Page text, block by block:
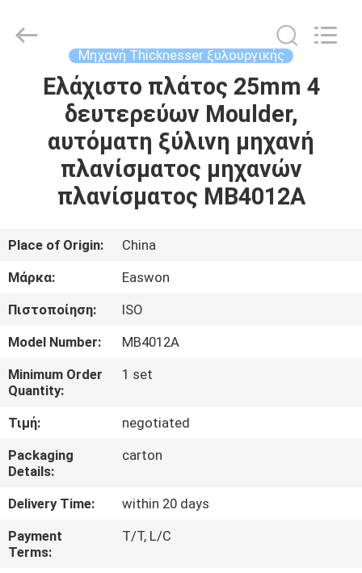
ΣΠΊΤΙ
ΠΡΟΪΌΝΤΑ
ΠΕΡΊΠΟΥ
ΓΎΡΟΣ
ΠΟΙΟΤΙΚΌΣ
ΈΛΕΓΧΟΣ
ΜΑΣ
ΕΛΆΤΕ
ΣΕ
ΕΠΑΦΉ
ΜΕ
Import
Μηχανή Thicknesser ξυλουργικής
Ελάχιστο πλάτος 25mm 4
δευτερεύων Moulder,
αυτόματη ξύλινη μηχανή
πλανίσματος μηχανών
πλανίσματος MB4012A
Place of Origin:
China
Μάρκα:
Easwon
Πιστοποίηση:
ISO
Model Number:
MB4012A
Minimum Order
Quantity:
1 set
Τιμή:
negotiated
Packaging
Details:
carton
Delivery Time:
within 20 days
Payment
Terms:
T/T, L/C